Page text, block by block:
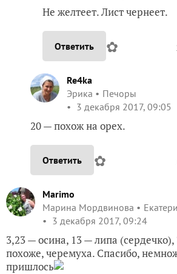
Не желтеет. Лист чернеет.
Ответить ✿
Re4ka
Эрика
Печоры
3 декабря 2017, 09:05
20 — похож на орех.
Ответить ✿
Marimo
Марина Мордвинова
3 декабря 2017, 09:24
3,23 — осина, 13 — липа (сердечко),
похоже, черемуха. Спасибо,
пришлось